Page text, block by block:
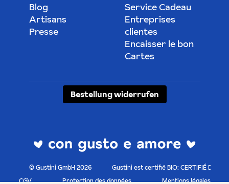
Blog
Artisans
Presse
Service Cadeau
Entreprises
clientes
Encaisser le bon
Cartes
Bestellung widerrufen
© Gustini GmbH 2026
Gustini est certifié BIO: CERTIFIÉ DE-
CGV
Protection des données Mentions légales